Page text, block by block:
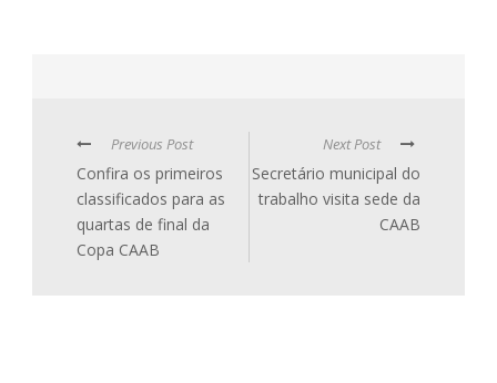
Previous Post
Confira os primeiros
classificados para as
quartas de final da
Copa CAAB
Next Post
Secretário municipal do
trabalho visita sede da
CAAB